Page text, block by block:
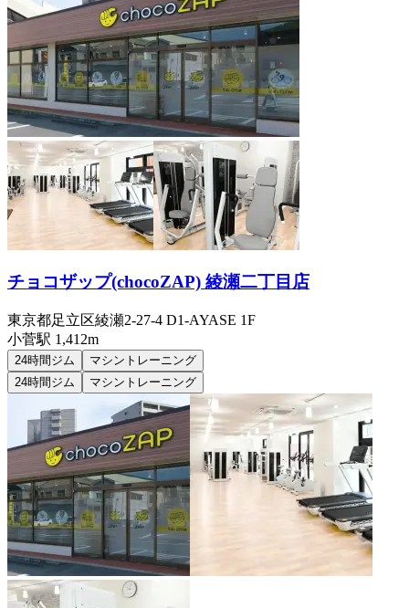
チョコザップ(chocoZAP) 綾瀬二丁目店
東京都足立区綾瀬2-27-4 D1-AYASE 1F
小菅駅 1,412m
24時間ジム
マシントレーニング
24時間ジム
マシントレーニング